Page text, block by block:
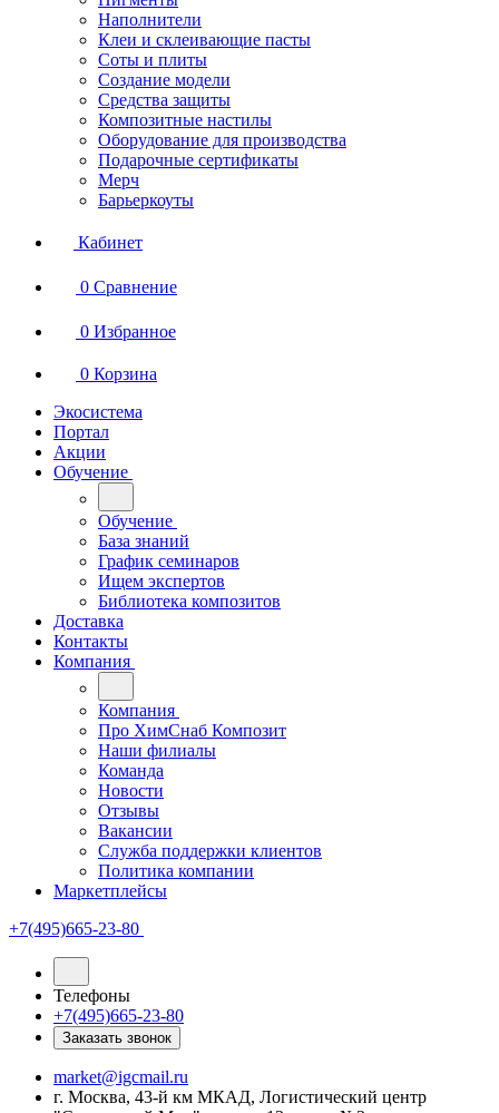
Наполнители
Клеи и склеивающие пасты
Соты и плиты
Создание модели
Средства защиты
Композитные настилы
Оборудование для производства
Подарочные сертификаты
Мерч
Барьеркоуты
Кабинет
0 Сравнение
0 Избранное
0 Корзина
Экосистема
Портал
Акции
Обучение
Обучение
База знаний
График семинаров
Ищем экспертов
Библиотека композитов
Доставка
Контакты
Компания
Компания
Про ХимСнаб Композит
Наши филиалы
Команда
Новости
Отзывы
Вакансии
Служба поддержки клиентов
Политика компании
Маркетплейсы
+7(495)665-23-80
Телефоны
+7(495)665-23-80
Заказать звонок
market@igcmail.ru
г. Москва, 43-й км МКАД, Логистический центр